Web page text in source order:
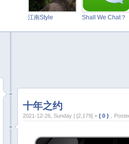
江南Style Shall We Chat？
十年之约
2021-12-26, Sunday | [2,179] × { 0 } ，